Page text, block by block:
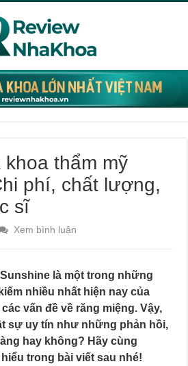
khoa thẩm mỹ
phí, chất lượng,
sĩ
Xem bình luận
là một trong những
nhiều nhất hiện nay của
vấn đề về răng miệng. Vậy,
sự uy tín như những phản hồi,
hay không? Hãy cùng
trong bài viết sau nhé!